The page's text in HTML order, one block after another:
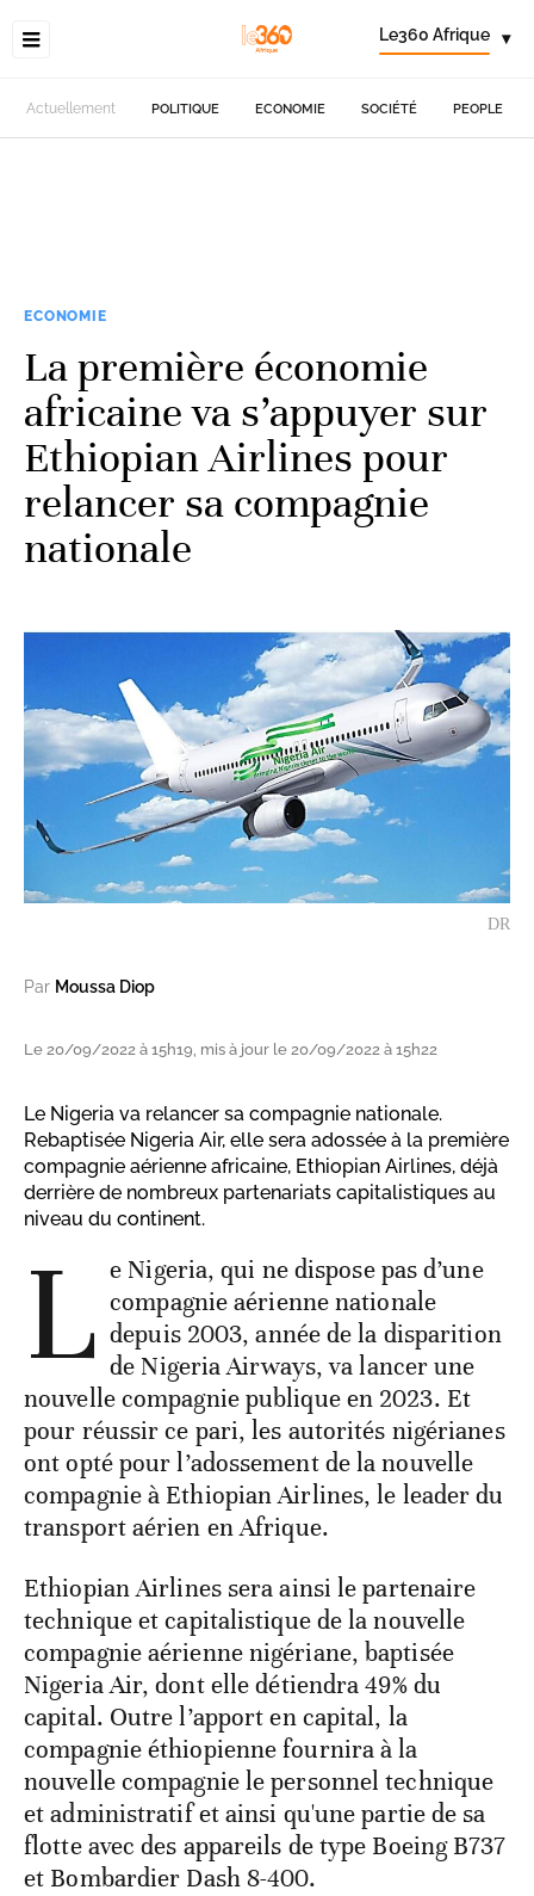
Le360 Afrique ▾
Actuellement POLITIQUE ECONOMIE SOCIÉTÉ PEOPLE
ECONOMIE
La première économie
africaine va s’appuyer sur
Ethiopian Airlines pour
relancer sa compagnie
nationale
DR
Par Moussa Diop
Le 20/09/2022 à 15h19, mis à jour le 20/09/2022 à 15h22
Le Nigeria va relancer sa compagnie nationale.
Rebaptisée Nigeria Air, elle sera adossée à la première
compagnie aérienne africaine, Ethiopian Airlines, déjà
derrière de nombreux partenariats capitalistiques au
niveau du continent.
L e Nigeria, qui ne dispose pas d’une
compagnie aérienne nationale
depuis 2003, année de la disparition
de Nigeria Airways, va lancer une
nouvelle compagnie publique en 2023. Et
pour réussir ce pari, les autorités nigérianes
ont opté pour l’adossement de la nouvelle
compagnie à Ethiopian Airlines, le leader du
transport aérien en Afrique.
Ethiopian Airlines sera ainsi le partenaire
technique et capitalistique de la nouvelle
compagnie aérienne nigériane, baptisée
Nigeria Air, dont elle détiendra 49% du
capital. Outre l’apport en capital, la
compagnie éthiopienne fournira à la
nouvelle compagnie le personnel technique
et administratif et ainsi qu'une partie de sa
flotte avec des appareils de type Boeing B737
et Bombardier Dash 8-400.